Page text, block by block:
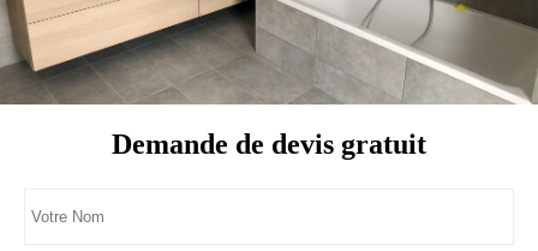
Demande de devis gratuit